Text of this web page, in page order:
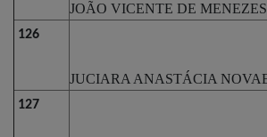
JOÃO VICENTE DE
126
JUCIARA ANASTÁCIA
127